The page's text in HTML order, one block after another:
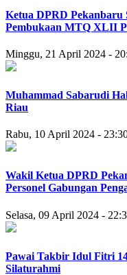
Ketua DPRD
Pembukaan MTQ XLII
Minggu, 21 April 2024 -
Muhammad Sabarudi
Riau
Rabu, 10 April 2024 -
Wakil Ketua DPRD
Personel Gabungan
Selasa, 09 April 2024 -
Pawai Takbir Idul Fitri
Silaturahmi